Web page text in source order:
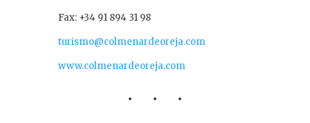
Fax: +34 91 894 31 98
turismo@colmenardeoreja.com
www.colmenardeoreja.com